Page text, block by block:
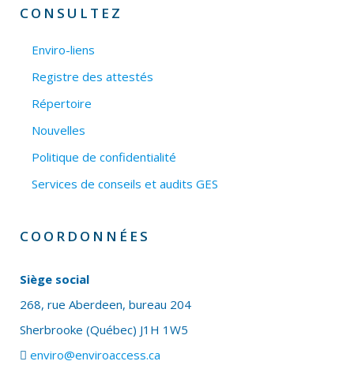
CONSULTEZ
Enviro-liens
Registre des attestés
Répertoire
Nouvelles
Politique de confidentialité
Services de conseils et audits GES
COORDONNÉES
Siège social
268, rue Aberdeen, bureau 204
Sherbrooke (Québec) J1H 1W5
enviro@enviroaccess.ca